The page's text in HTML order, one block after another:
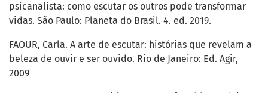
psicanalista: como escutar os outros pode transformar
vidas. São Paulo: Planeta do Brasil. 4. ed. 2019.
FAOUR, Carla. A arte de escutar: histórias que revelam a
beleza de ouvir e ser ouvido. Rio de Janeiro: Ed. Agir,
2009